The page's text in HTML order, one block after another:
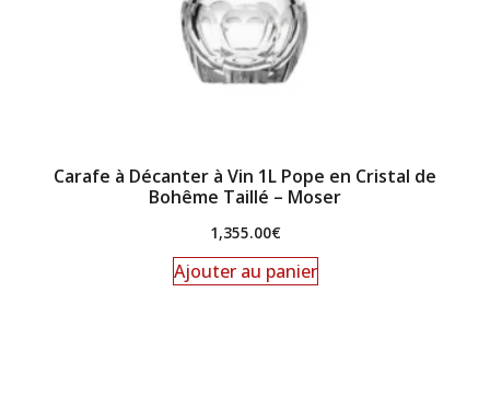
Carafe à Décanter à Vin 1L Pope en Cristal de
Bohême Taillé – Moser
1,355.00€
Ajouter au panier